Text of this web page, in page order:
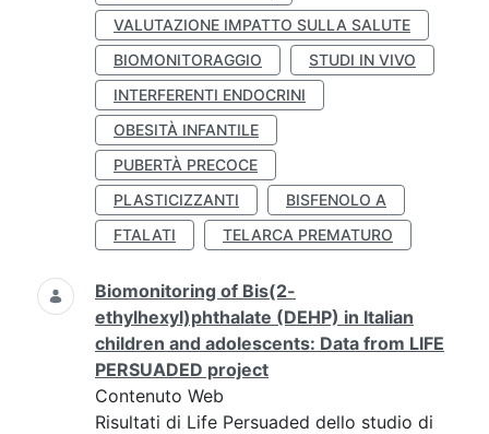
VALUTAZIONE IMPATTO SULLA SALUTE
BIOMONITORAGGIO
STUDI IN VIVO
INTERFERENTI ENDOCRINI
OBESITÀ INFANTILE
PUBERTÀ PRECOCE
PLASTICIZZANTI
BISFENOLO A
FTALATI
TELARCA PREMATURO
Biomonitoring of Bis(2-
ethylhexyl)phthalate (DEHP) in Italian
children and adolescents: Data from LIFE
PERSUADED project
Contenuto Web
Risultati di Life Persuaded dello studio di